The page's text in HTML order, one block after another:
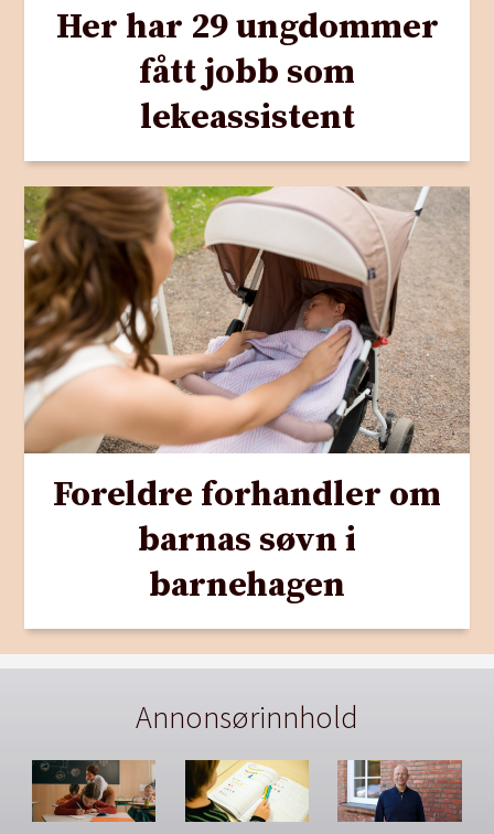
Her har 29 ungdommer
fått jobb som
lekeassistent
Foreldre forhandler om
barnas søvn i
barnehagen
Annonsørinnhold